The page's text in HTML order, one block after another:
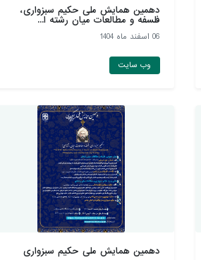
دهمین همایش ملی حکیم سبزواری،
فلسفه و مطالعات میان رشته ا...
06 اسفند ماه 1404
وب سایت
دهمین همایش ملی حکیم سبزواری